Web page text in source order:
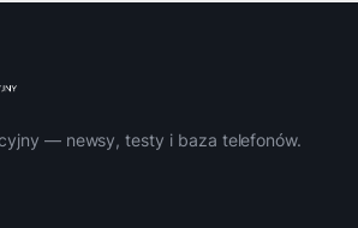
— newsy, testy i baza telefonów.